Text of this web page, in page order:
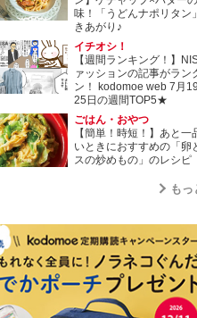
味！「うどんナポリタン
きあがり♪
イチオシ！
【週間ランキング！】
ァッションの記事がラン
ン！ kodomoe web 7月
25日の週間TOP5★
ごはん・おやつ
【簡単！時短！】あと一
いときにおすすめの「卵
スの炒めもの」のレシピ
もっ